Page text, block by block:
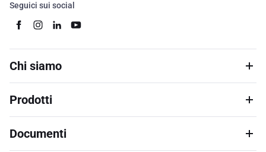
Seguici sui social
Chi siamo
Prodotti
Documenti